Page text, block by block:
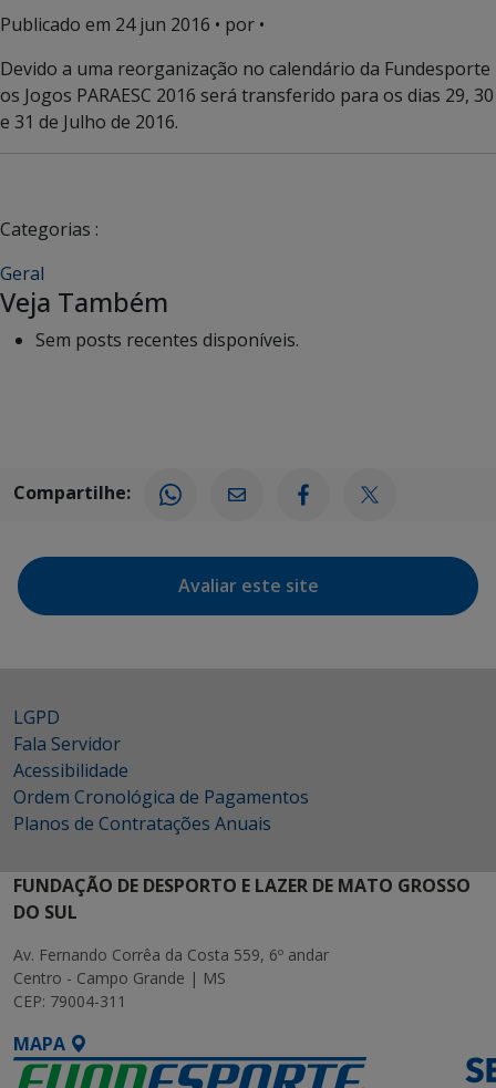
Publicado em 24 jun 2016 • por •
Devido a uma reorganização no calendário da Fundesporte
os Jogos PARAESC 2016 será transferido para os dias 29, 30
e 31 de Julho de 2016.
Categorias :
Geral
Veja Também
Sem posts recentes disponíveis.
Compartilhe:
Avaliar este site
LGPD
Fala Servidor
Acessibilidade
Ordem Cronológica de Pagamentos
Planos de Contratações Anuais
FUNDAÇÃO DE DESPORTO E LAZER DE MATO GROSSO
DO SUL
Av. Fernando Corrêa da Costa 559, 6º andar
Centro - Campo Grande | MS
CEP: 79004-311
MAPA